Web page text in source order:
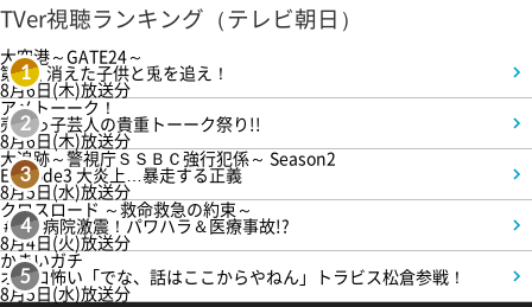
TVer視聴ランキング（テレビ朝日）
1
大空港～GATE24～
第3話 消えた子供と兎を追え！
8月6日(木)放送分
2
アメトーーク！
売れっ子芸人の貴重トーーク祭り!!
8月6日(木)放送分
3
大追跡～警視庁ＳＳＢＣ強行犯係～ Season2
Episode3 大炎上…暴走する正義
8月5日(水)放送分
4
クロスロード ～救命救急の約束～
＃5 病院激震！パワハラ＆医療事故!?
8月4日(火)放送分
5
かまいガチ
オモロ怖い「でな、話はここからやねん」トラビス松倉参戦！
8月5日(水)放送分